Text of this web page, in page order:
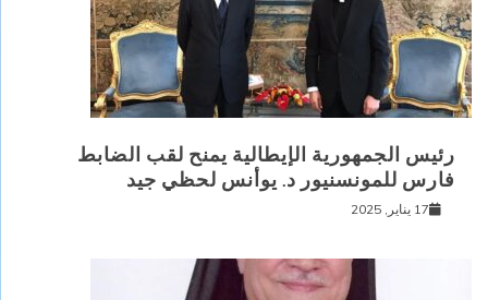
رئيس الجمهورية الإيطالية يمنح لقب الضابط
فارس للمونسنيور د. يوأنس لحظي جيد
17 يناير, 2025